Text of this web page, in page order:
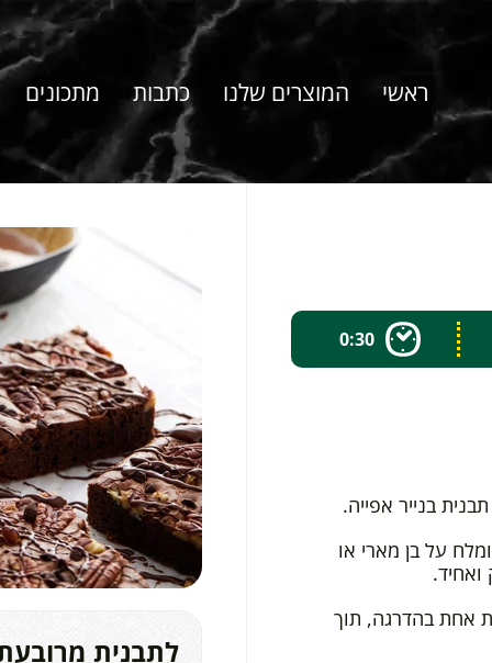
ראשי המוצרים שלנו כתבות מתכונים
0:30
על בן מארי או
אחת בהדרגה, תוך
לתבנית מרובעת